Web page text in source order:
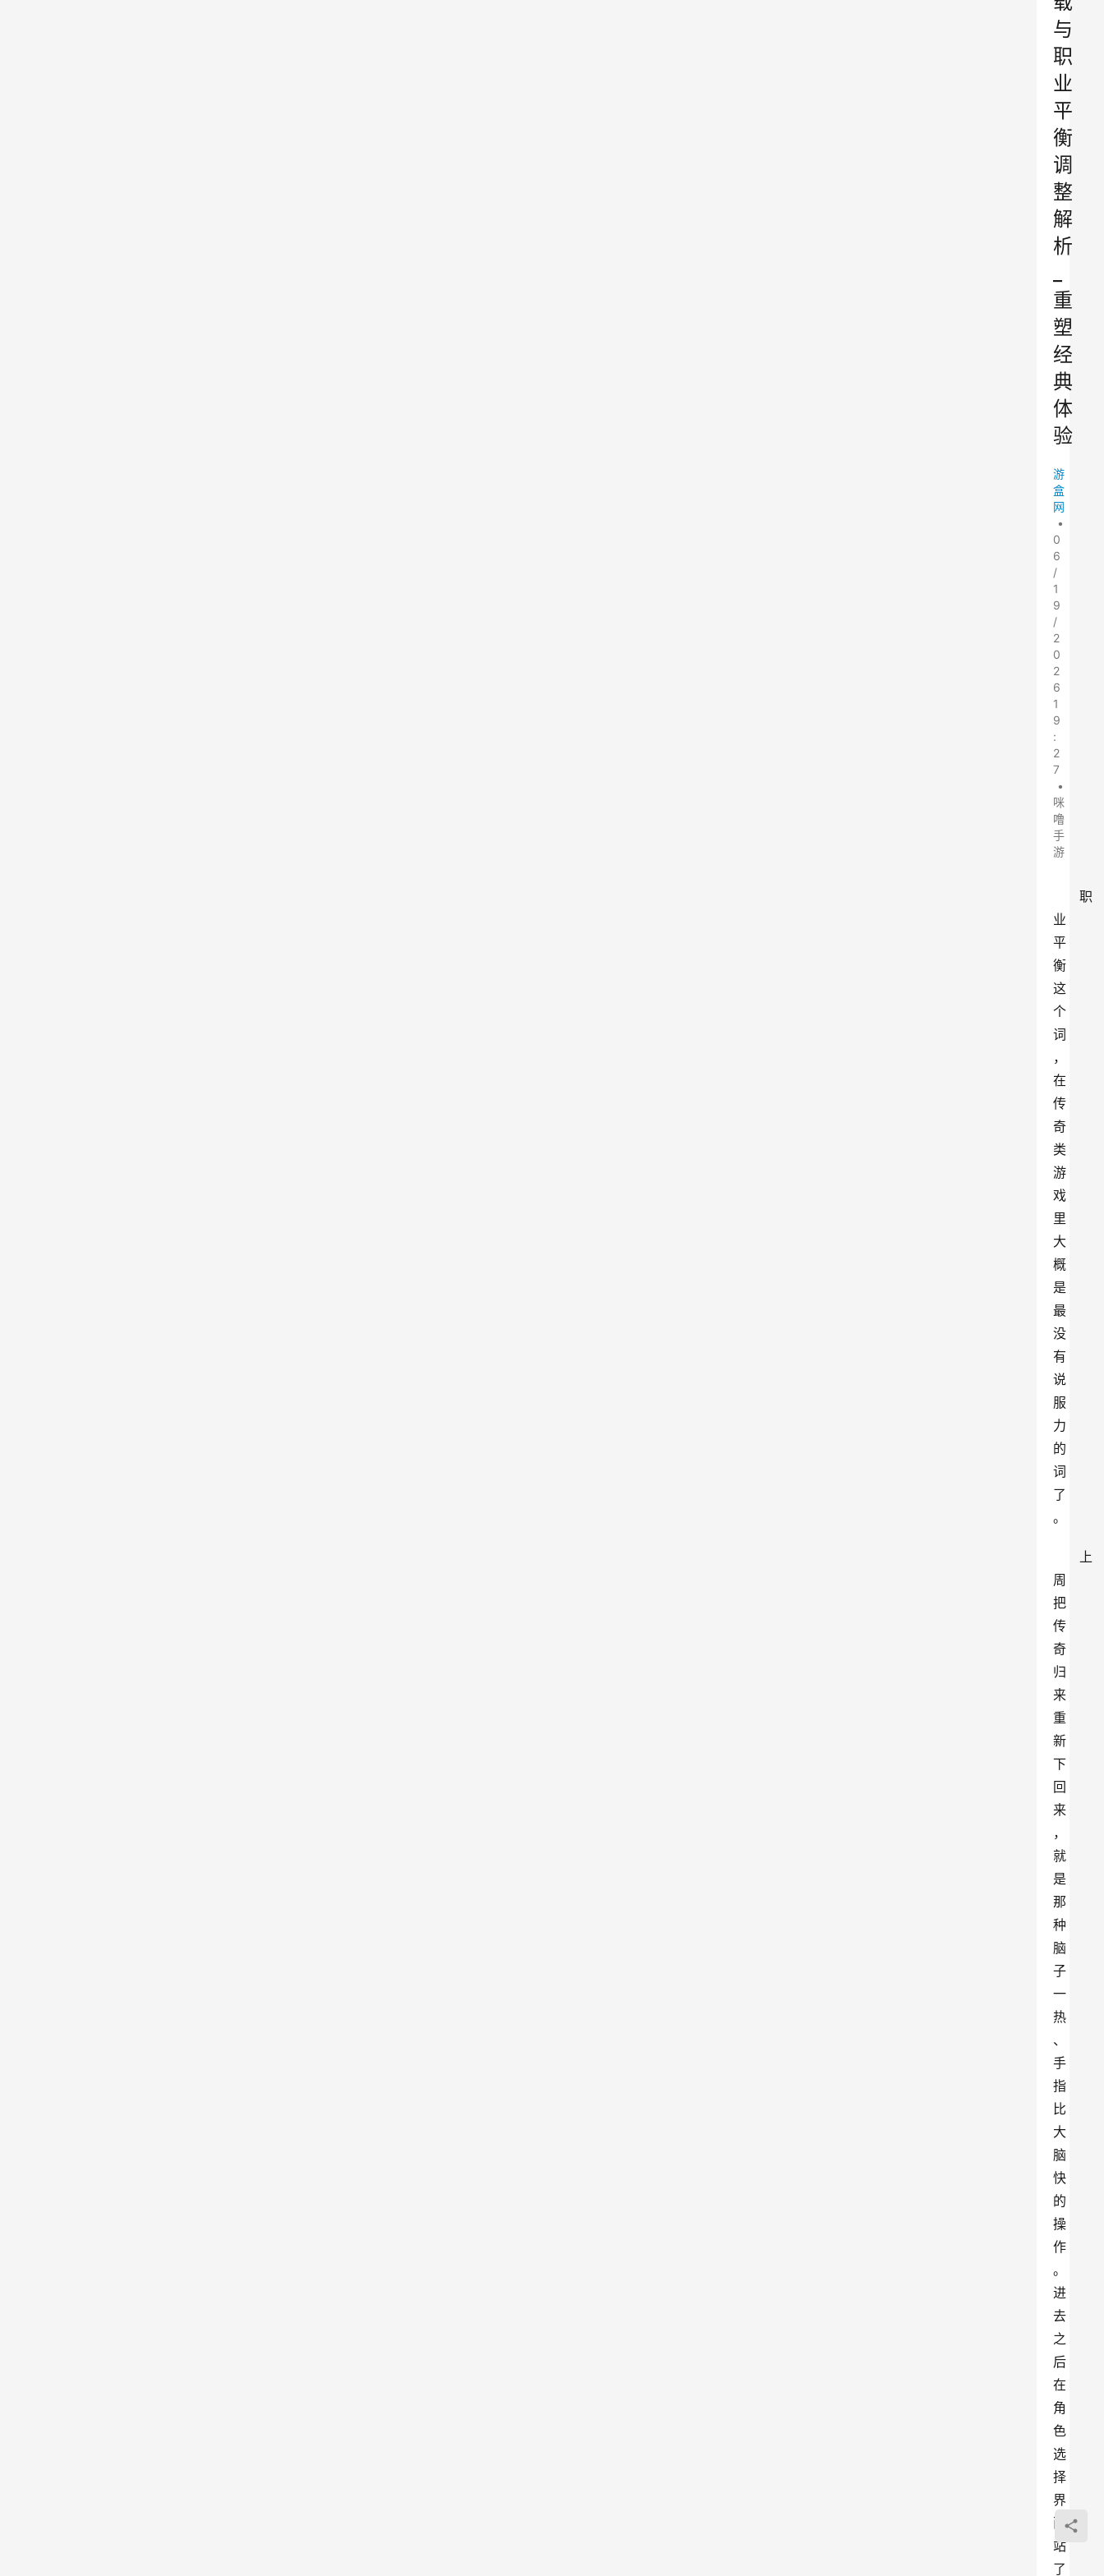
与
职
业
平
衡
调
整
解
析
重
塑
经
典
体
验
游
盒
网
•
0
6
/
1
9
/
2
0
2
6
1
9
:
2
7
•
咪
噜
手
游
职
业
平
衡
这
个
词
，
在
传
奇
类
游
戏
里
大
概
是
最
没
有
说
服
力
的
词
了
。
上
周
把
传
奇
归
来
重
新
下
回
来
，
就
是
那
种
脑
子
一
热
、
手
指
比
大
脑
快
的
操
作
。
进
去
之
后
在
角
色
选
择
界
面
站
了